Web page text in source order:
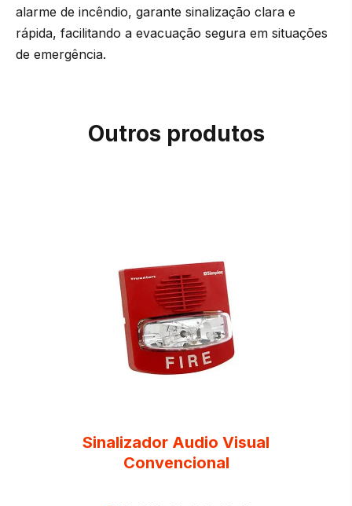
alarme de incêndio, garante sinalização clara e
rápida, facilitando a evacuação segura em situações
de emergência.
Outros produtos
Sinalizador Audio Visual
Convencional